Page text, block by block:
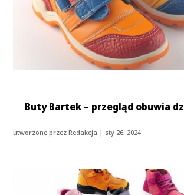
Buty Bartek – przegląd obuwia
utworzone przezRedakcja | sty 26, 2024